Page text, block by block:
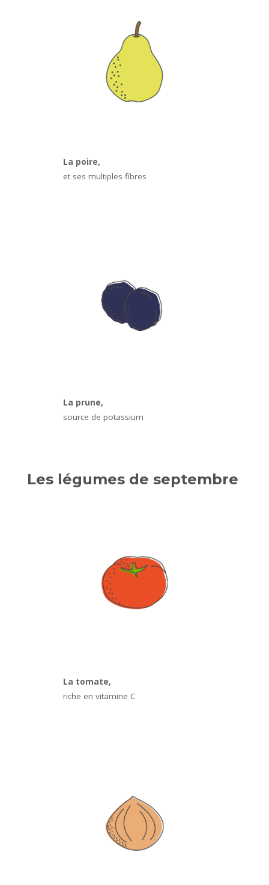
La poire,
et ses multiples fibres
La prune,
source de potassium
Les légumes de septembre
La tomate,
riche en vitamine C